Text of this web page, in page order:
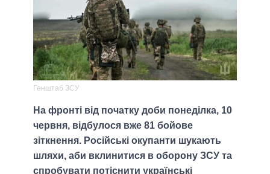
Генштаб ЗСУ
На фронті від початку доби понеділка, 10
червня, відбулося вже 81 бойове
зіткнення. Російські окупанти шукають
шляхи, аби вклинитися в оборону ЗСУ та
спробувати потіснити українські